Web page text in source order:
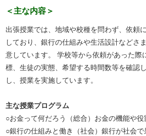
＜主な内容＞
出張授業では、地域や校種を問わず、依頼
しており、銀行の仕組みや生活設計などさ
意しています。 学校等から依頼があった際
標、生徒の実態、希望する時間数等を確認
し、授業を実施しています。
主な授業プログラム
○お金って何だろう（総合）お金の機能や役
○銀行の仕組みと働き（社会）銀行が社会